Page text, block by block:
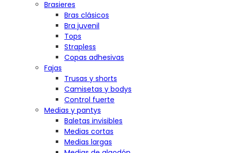
Brasieres
Bras clásicos
Bra juvenil
Tops
Strapless
Copas adhesivas
Fajas
Trusas y shorts
Camisetas y bodys
Control fuerte
Medias y pantys
Baletas invisibles
Medias cortas
Medias largas